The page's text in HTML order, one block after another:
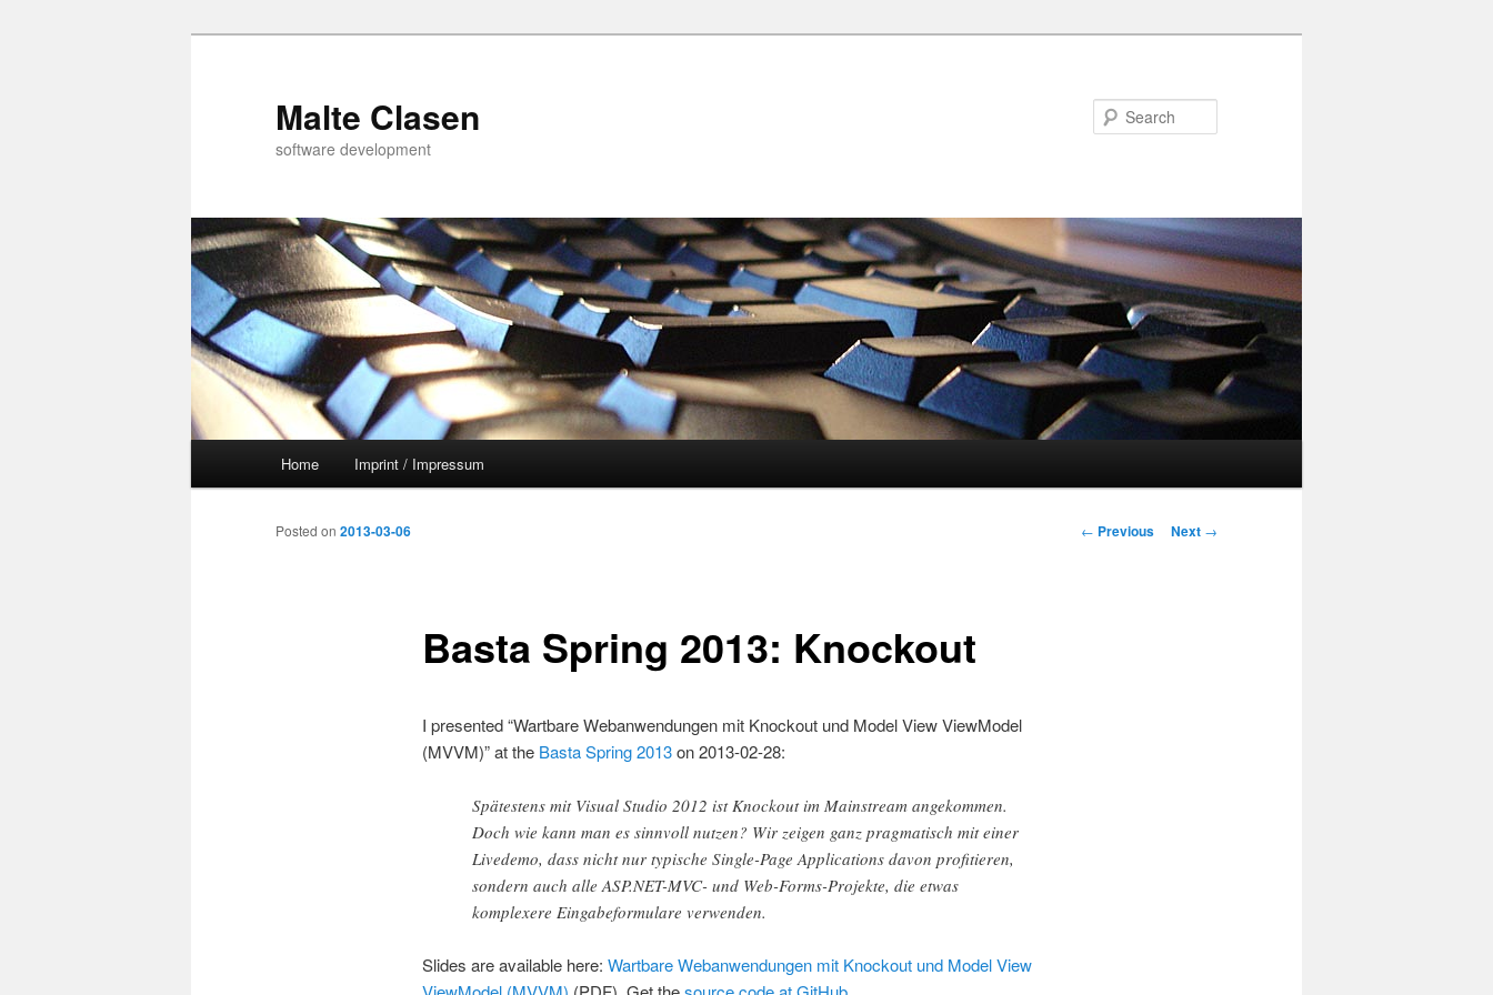
Malte Clasen
software development
Skip
to
Home Imprint / Impressum
Post
← Previous Next →
Basta Spring 2013: Knockout
Posted on 2013-03-06
I presented “Wartbare Webanwendungen mit Knockout und Model View ViewModel
(MVVM)” at the Basta Spring 2013on 2013-02-28:
Spätestens mit Visual Studio 2012 ist Knockout im Mainstream angekommen.
Doch wie kann man es sinnvoll nutzen? Wir zeigen ganz pragmatisch mit einer
Livedemo, dass nicht nur typische Single-Page Applications davon profitieren,
sondern auch alle ASP.NET-MVC- und Web-Forms-Projekte, die etwas
komplexere Eingabeformulare verwenden.
Slides are available here: Wartbare Webanwendungen mit Knockout und Model View